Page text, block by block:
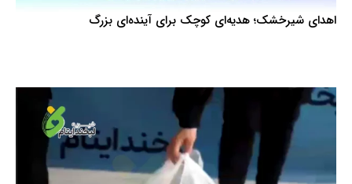
اهدای شیرخشک؛ هدیه‌ای کوچک برای آینده‌ای بزرگ